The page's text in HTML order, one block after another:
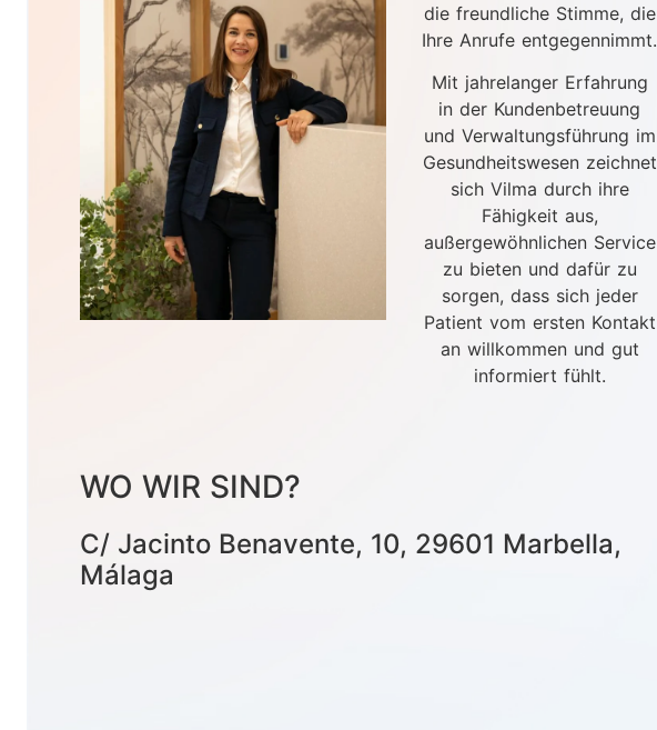
die freundliche Stimme, die
Ihre Anrufe entgegennimmt.
Mit jahrelanger Erfahrung
in der Kundenbetreuung
und Verwaltungsführung im
Gesundheitswesen zeichnet
sich Vilma durch ihre
Fähigkeit aus,
außergewöhnlichen Service
zu bieten und dafür zu
sorgen, dass sich jeder
Patient vom ersten Kontakt
an willkommen und gut
informiert fühlt.
WO WIR SIND?
C/ Jacinto Benavente, 10, 29601 Marbella,
Málaga